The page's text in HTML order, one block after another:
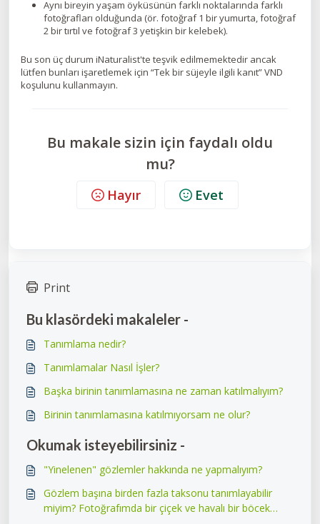
Aynı bireyin yaşam öyküsünün farklı noktalarında farklı
fotoğrafları olduğunda (ör. fotoğraf 1 bir yumurta, fotoğraf
2 bir tırtıl ve fotoğraf 3 yetişkin bir kelebek).
Bu son üç durum iNaturalist'te teşvik edilmemektedir ancak
lütfen bunları işaretlemek için “Tek bir süjeyle ilgili kanıt” VND
koşulunu kullanmayın.
Bu makale sizin için faydalı oldu
mu?
Hayır Evet
Print
Bu klasördeki makaleler -
Tanımlama nedir?
Tanımlamalar Nasıl İşler?
Başka birinin tanımlamasına ne zaman katılmalıyım?
Birinin tanımlamasına katılmıyorsam ne olur?
Okumak isteyebilirsiniz -
"Yinelenen" gözlemler hakkında ne yapmalıyım?
Gözlem başına birden fazla taksonu tanımlayabilir
miyim? Fotoğrafımda bir çiçek ve havalı bir böcek